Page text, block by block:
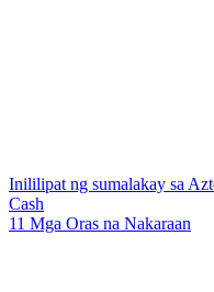
Inililipat ng sumalakay sa
Cash
11 Mga Oras na Nakaraan